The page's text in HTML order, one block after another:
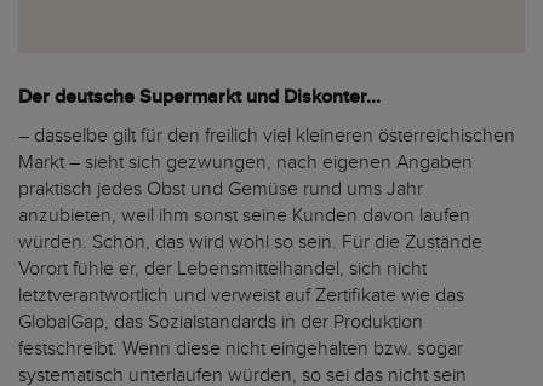
Der deutsche Supermarkt und Diskonter...
– dasselbe gilt für den freilich viel kleineren österreichischen
Markt – sieht sich gezwungen, nach eigenen Angaben
praktisch jedes Obst und Gemüse rund ums Jahr
anzubieten, weil ihm sonst seine Kunden davon laufen
würden. Schön, das wird wohl so sein. Für die Zustände
Vorort fühle er, der Lebensmittelhandel, sich nicht
letztverantwortlich und verweist auf Zertifikate wie das
GlobalGap, das Sozialstandards in der Produktion
festschreibt. Wenn diese nicht eingehalten bzw. sogar
systematisch unterlaufen würden, so sei das nicht sein